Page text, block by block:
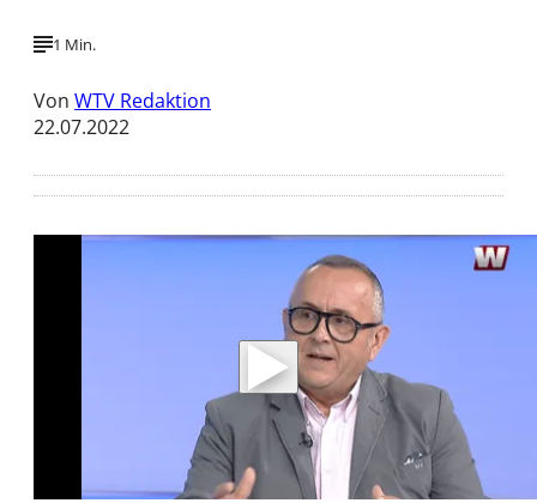
1 Min.
Von WTV Redaktion
22.07.2022
Mit der Wiedergabe dieses Videos werden
Daten an Youtube übertragen.
Hinweise dazu erhalten Sie in derDatenschutzerklärung
Akzeptieren